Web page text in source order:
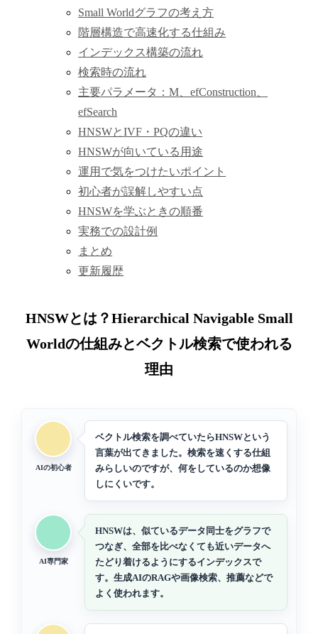
Small Worldグラフの考え方
階層構造で高速化する仕組み
インデックス構築の流れ
検索時の流れ
主要パラメータ：M、efConstruction、
efSearch
HNSWとIVF・PQの違い
HNSWが向いている用途
運用で気をつけたいポイント
初心者が誤解しやすい点
HNSWを学ぶときの順番
実務での設計例
まとめ
更新履歴
HNSWとは？Hierarchical Navigable Small
Worldの仕組みとベクトル検索で使われる
理由
AIの初心者
ベクトル検索を調べていたらHNSWという
言葉が出てきました。検索を速くする仕組
みらしいのですが、何をしているのか想像
しにくいです。
AI専門家
HNSWは、似ているデータ同士をグラフで
つなぎ、全部を比べなくても近いデータへ
たどり着けるようにするインデックスで
す。生成AIのRAGや画像検索、推薦などで
よく使われます。